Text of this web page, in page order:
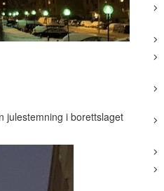
julestemning i borettslaget